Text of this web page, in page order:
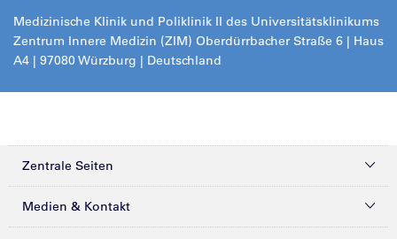
Medizinische Klinik und Poliklinik II des Universitätsklinikums
Zentrum Innere Medizin (ZIM) Oberdürrbacher Straße 6 | Haus
A4 | 97080 Würzburg | Deutschland
Zentrale Seiten
Kliniken & Zentren
Medien & Kontakt